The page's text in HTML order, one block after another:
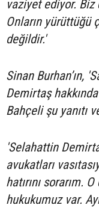
vaziyet ediyor.
Onların yürüttüğü
değildir.'
Sinan Burhan’ın,
Demirtaş
Bahçeli şu yanıtı
'Selahattin
avukatları
hatırını sorarım.
hukukumuz var.